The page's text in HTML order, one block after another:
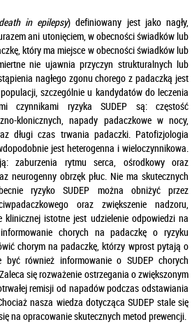
in epilepsy) definiowany jest jako nagły,
ani utonięciem, w obecności świadków lub
który ma miejsce w obecności świadków lub
nie ujawnia przyczyn strukturalnych lub
nagłego zgonu chorego z padaczką jest
szczególnie u kandydatów do leczenia
czynnikami ryzyka SUDEP są: częstość
klonicznych, napady padaczkowe w nocy,
długi czas trwania padaczki. Patofizjologia
jest heterogenna i wieloczynnikowa.
zaburzenia rytmu serca, ośrodkowy oraz
neurogenny obrzęk płuc. Nie ma skutecznych
ryzyko SUDEP można obniżyć przez
oraz zwiększenie nadzoru,
klinicznej istotne jest udzielenie odpowiedzi na
chorych na padaczkę o ryzyku
chorym na padaczkę, którzy wprost pytają o
być również informowanie o SUDEP chorych
się rozważenie ostrzegania o zwiększonym
remisji od napadów podczas odstawiania
nasza wiedza dotycząca SUDEP stale się
na opracowanie skutecznych metod prewencji.